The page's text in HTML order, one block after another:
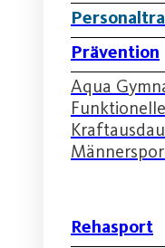
Prävention
Aqua
Rehasport